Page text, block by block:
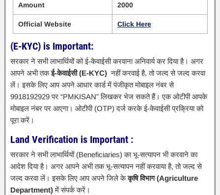
Amount 2000
Official Website Click Here
(E-KYC) is Important:
सरकार ने सभी लाभार्थियों को ई-केवाईसी करवाना अनिवार्य कर दिया है। अगर
आपने अभी तकई-केवाईसी (E-KYC)नहीं करवाई है, तो जल्द से जल्द करवा
लें। इसके लिए आप अपने आधार कार्ड में पंजीकृत मोबाइल नंबर से
9918192929 पर “PMKISAN” लिखकर भेज सकते हैं। एक ओटीपी आपके
मोबाइल नंबर पर आएगा। ओटीपी (OTP) दर्ज करके ई-केवाईसी प्रक्रिया को
पूरा करें।
Land Verification is Important :
सरकार ने सभी लाभार्थियों (Beneficiaries) का भू-सत्यापन भी करवाने का
आदेश दिया है। अगर आपने अभी तक भू-सत्यापन नहीं करवाया है, तो जल्द से
जल्द करवा लें। इसके लिए आप अपने जिले केकृषि विभाग (Agriculture
Department)में संपर्क करें।